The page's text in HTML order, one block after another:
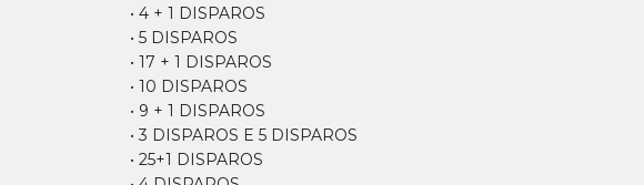
• 4 + 1 DISPAROS
• 5 DISPAROS
• 17 + 1 DISPAROS
• 10 DISPAROS
• 9 + 1 DISPAROS
• 3 DISPAROS E 5 DISPAROS
• 25+1 DISPAROS